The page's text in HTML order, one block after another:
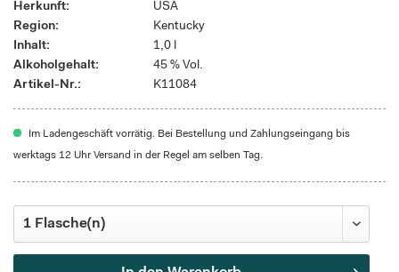
Herkunft:
USA
Region:
Kentucky
Inhalt:
1,0 l
Alkoholgehalt:
45 % Vol.
Artikel-Nr.:
K11084
Im Ladengeschäft vorrätig. Bei Bestellung und Zahlungseingang bis
werktags 12 Uhr Versand in der Regel am selben Tag.